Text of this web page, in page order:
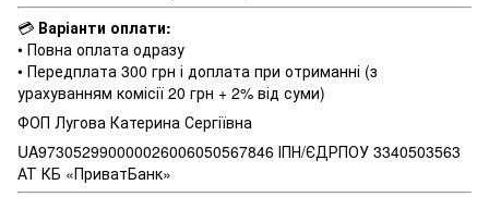
💳 Варіанти оплати:
• Повна оплата одразу
• Передплата 300 грн і доплата при отриманні (з
урахуванням комісії 20 грн + 2% від суми)
ФОП Лугова Катерина Сергіївна
UA973052990000026006050567846 ІПН/ЄДРПОУ 3340503563
АТ КБ «ПриватБанк»